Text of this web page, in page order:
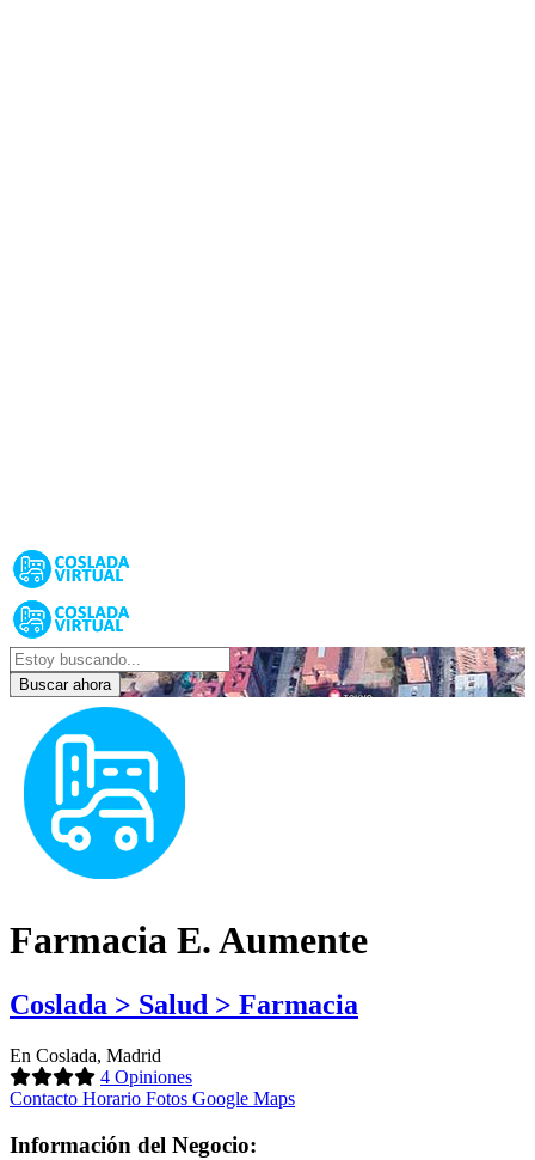
Buscar ahora
Farmacia E. Aumente
Coslada > Salud > Farmacia
En Coslada, Madrid
4 Opiniones
Contacto Horario Fotos Google Maps
Información del Negocio: